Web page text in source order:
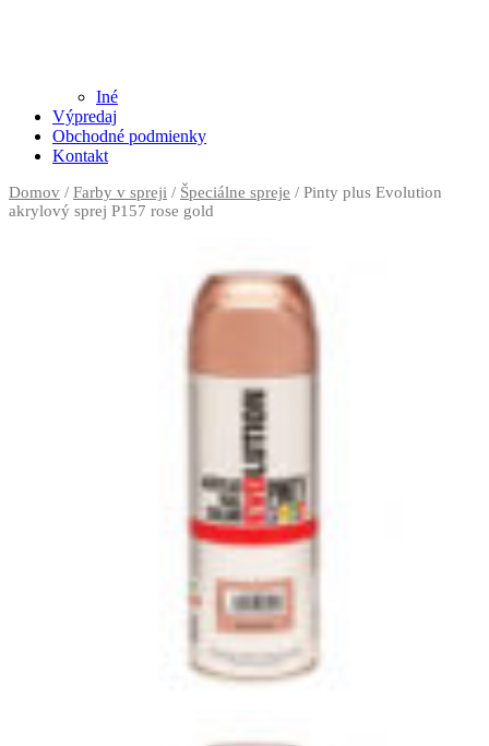
Iné
Výpredaj
Obchodné podmienky
Kontakt
Domov / Farby v spreji / Špeciálne spreje / Pinty plus Evolution
akrylový sprej P157 rose gold